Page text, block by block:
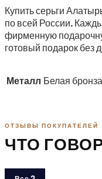
Купить серьги
по всей России.
фирменную
готовый подарок без
Металл Белая
ОТЗЫВЫ ПОКУПАТЕЛЕЙ
ЧТО